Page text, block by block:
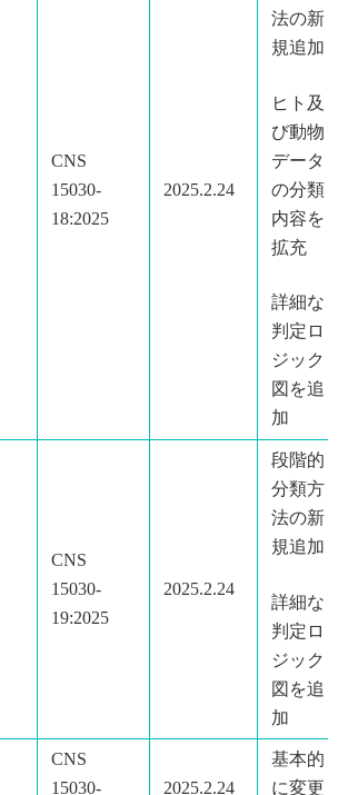
CNS
15030-
18:2025
2025.2.24
法の新
規追加
ヒト及
び動物
データ
の分類
内容を
拡充
詳細な
判定ロ
ジック
図を追
加
CNS
15030-
19:2025
2025.2.24
段階的
分類方
法の新
規追加
詳細な
判定ロ
ジック
図を追
加
CNS
15030-
2025.2.24
基本的
に変更